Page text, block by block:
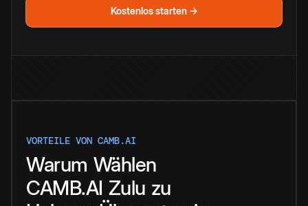
Kostenlos starten →
VORTEILE VON CAMB.AI
Warum Wählen
CAMB.AI Zulu zu